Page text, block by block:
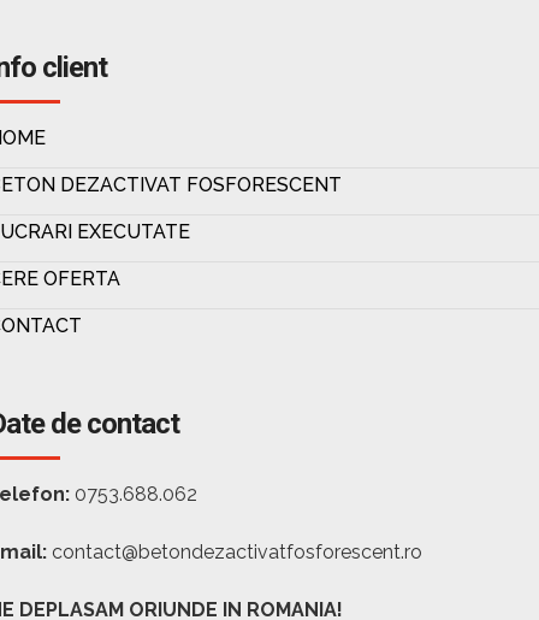
client
DEZACTIVAT FOSFORESCENT
EXECUTATE
OFERTA
de contact
0753.688.062
contact@betondezactivatfosforescent.ro
DEPLASAM ORIUNDE IN ROMANIA!